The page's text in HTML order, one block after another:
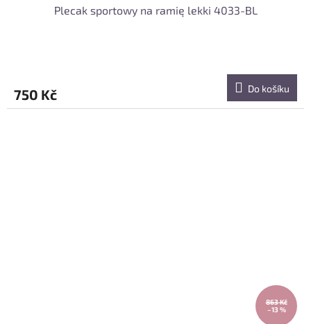
Plecak sportowy na ramię lekki 4033-BL
750 Kč Do košíku
863 Kč
–13 %